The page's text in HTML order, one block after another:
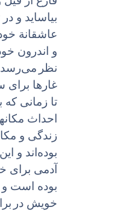
بیاساید و در
عاشقانة
و اندرون
نظر
غارها براى
تا زمانى
احداث
زندگى و
بوده‌اند و
آدمى براى
بوده است و
خویش در